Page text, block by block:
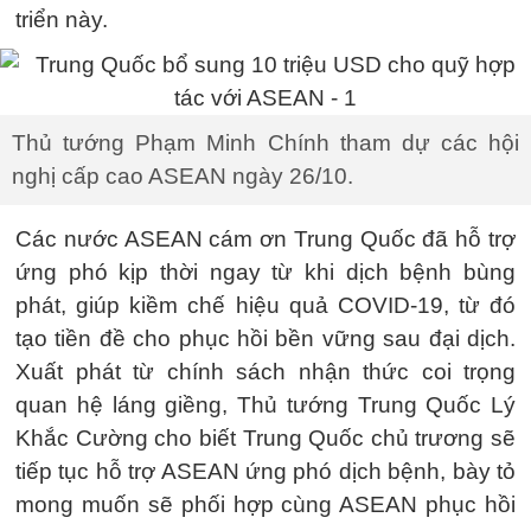
triển này.
Thủ tướng Phạm Minh Chính tham dự các hội
nghị cấp cao ASEAN ngày 26/10.
Các nước ASEAN cám ơn Trung Quốc đã hỗ trợ
ứng phó kịp thời ngay từ khi dịch bệnh bùng
phát, giúp kiềm chế hiệu quả COVID-19, từ đó
tạo tiền đề cho phục hồi bền vững sau đại dịch.
Xuất phát từ chính sách nhận thức coi trọng
quan hệ láng giềng, Thủ tướng Trung Quốc Lý
Khắc Cường cho biết Trung Quốc chủ trương sẽ
tiếp tục hỗ trợ ASEAN ứng phó dịch bệnh, bày tỏ
mong muốn sẽ phối hợp cùng ASEAN phục hồi